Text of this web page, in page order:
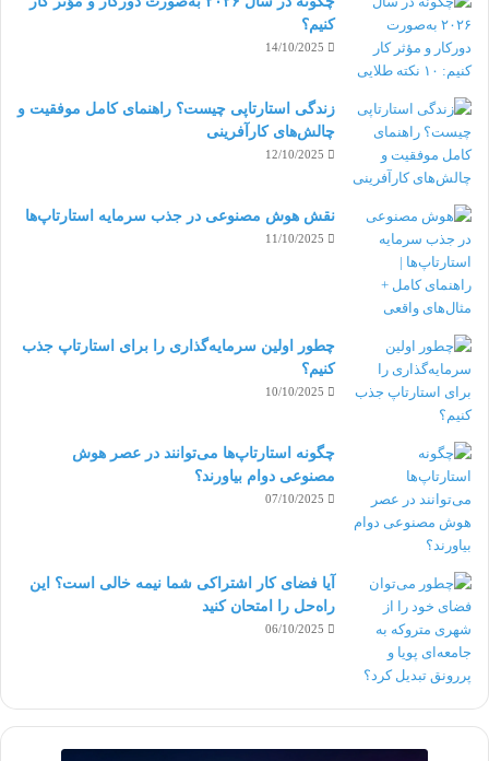
حالا اینترنت وجود دارد و به شما کمک می کند تا تقریبا به
تمام ابزارهای یادگیری مثل کتاب الکترونیک، پادکست،
بسترهایی مثلCoursera وUdemy،فرانش،
فرادرس
و… دسترسی داشته باشید. پس روزانه زمانی
را صرف مطالعه و تمرین مهارت جدید کنید.
وقتی که بر روی یک مهارت خاص تسلط پیدا کردید
در آزمایشگاه مهارت ها
دریافت کنید.
فریلنسری که در پروفایلش، چندین گواهی از
آزمایشگاه مهارت ها
انتخاب می کنند.
SKILLS LAB
فریلنسر فریلنسینگ گواهی
کنیم؟
14/10/2025
زندگی استارتاپی چیست؟ راهنمای کامل موفقیت و
چالش‌های کارآفرینی
12/10/2025
نقش هوش مصنوعی در جذب سرمایه استارتاپ‌ها
11/10/2025
چطور اولین سرمایه‌گذاری را برای استارتاپ جذب
کنیم؟
10/10/2025
چگونه استارتاپ‌ها می‌توانند در عصر هوش
مصنوعی دوام بیاورند؟
07/10/2025
آیا فضای کار اشتراکی شما نیمه‌ خالی است؟ این
راه‌حل را امتحان کنید
06/10/2025